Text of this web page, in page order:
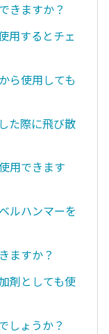
きますか？
用するとチェ
ら使用しても
た際に飛び散
用できます
ルハンマーを
ますか？
剤としても使
しょうか？